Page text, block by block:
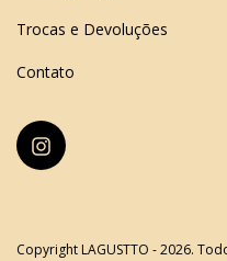
Trocas e Devoluções
Contato
Copyright LAGUSTTO - 2026.